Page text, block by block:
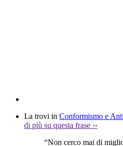
La trovi in Conformismo e
di più su questa frase ››
“Non cerco mai di